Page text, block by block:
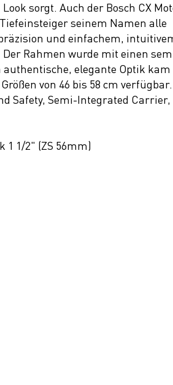
sorgt. Auch der Bosch CX
seinem Namen alle
und einfachem,
Rahmen wurde mit einen
elegante Optik kam
von 46 bis 58 cm verfügbar.
Safety, Semi-Integrated Carrier,
1 1/2" (ZS 56mm)